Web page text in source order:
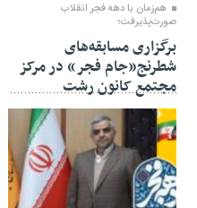
هم‌زمان با دهه فجر انقلاب
صورت‌پذیرفت؛
برگزاری مسابقه‌های
شطرنج«جام فجر» در مرکز
مجتمع کانون رشت